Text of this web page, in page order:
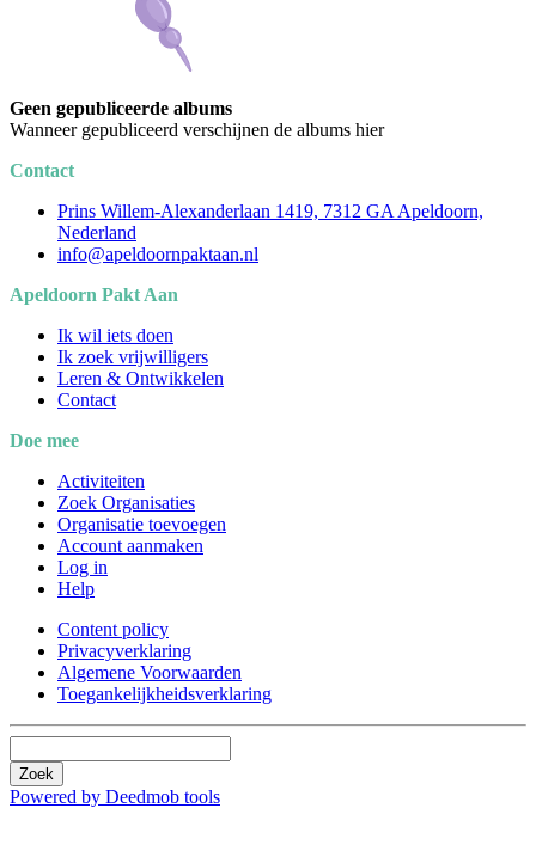
Geen gepubliceerde albums
Wanneer gepubliceerd verschijnen de albums hier
Contact
Prins Willem-Alexanderlaan 1419, 7312 GA Apeldoorn,
Nederland
info@apeldoornpaktaan.nl
Apeldoorn Pakt Aan
Ik wil iets doen
Ik zoek vrijwilligers
Leren & Ontwikkelen
Contact
Doe mee
Activiteiten
Zoek Organisaties
Organisatie toevoegen
Account aanmaken
Log in
Help
Content policy
Privacyverklaring
Algemene Voorwaarden
Toegankelijkheidsverklaring
Zoek
Powered by Deedmob tools